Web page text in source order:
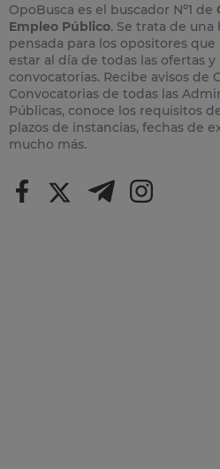
OpoBusca es el buscador Nº1 de
Empleo Público. Se trata de
pensada para los opositores que
estar al día de todas las ofertas y
convocatorias. Recibe avisos de
Convocatorias de todas las
Públicas, conoce los requisitos
plazos de instancias, fechas de
mucho más.